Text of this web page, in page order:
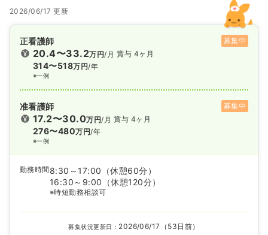
2026/06/17 更新
正看護師 募集中
20.4〜33.2万円/月
314〜518万円/年
※一例
賞与 4ヶ月
准看護師 募集中
17.2〜30.0万円/月
276〜480万円/年
※一例
賞与 4ヶ月
勤務時間 8:30～17:00
（休憩60分）
16:30～9:00
（休憩120分）
※時短勤務相談可
募集状況更新日： 2026/06/17（53日前）